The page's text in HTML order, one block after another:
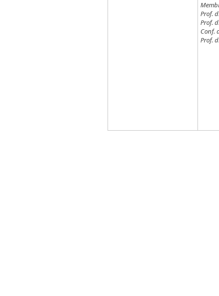
Prof.
Prof.
Conf.
Prof.